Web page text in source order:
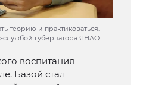
теорию и практиковаться.
службой губернатора ЯНАО
воспитания
Базой стал